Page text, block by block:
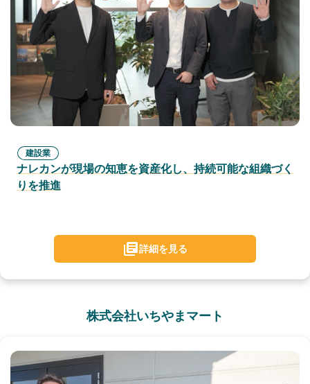
建設業
ナレカンが現場の知恵を資産化し、持続可能な組織づく
りを推進
詳細を見る
株式会社いちやまマート